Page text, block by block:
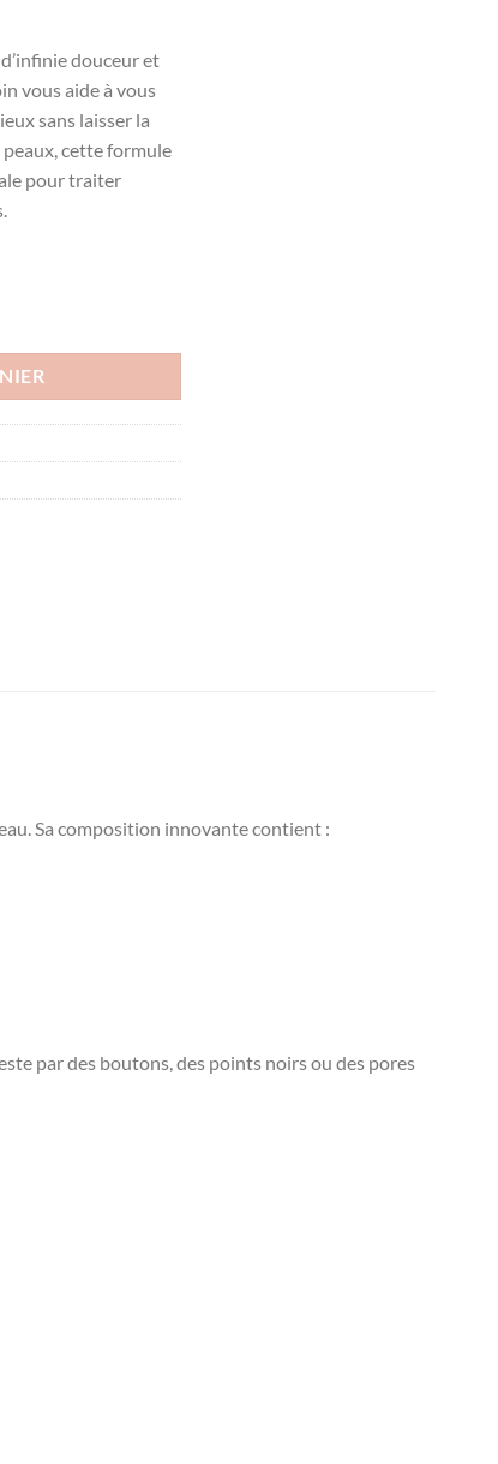
douceur et
vous aide à vous
sans laisser la
cette formule
pour traiter
Sa composition innovante contient :
par des boutons, des points noirs ou des pores